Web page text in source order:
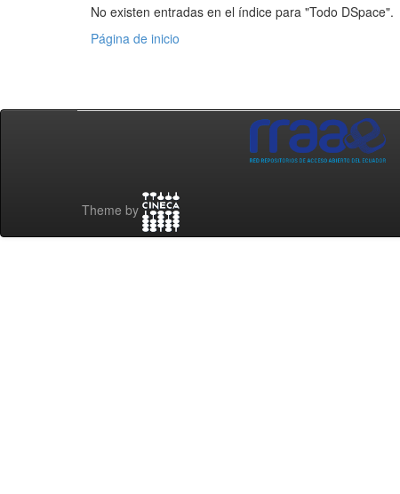
No existen entradas en el índice para "Todo DSpace".
Página de inicio
Theme by